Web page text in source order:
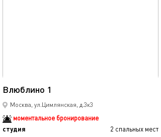
Влюблино 1
Москва, ул.Цимлянская, д.3к3
моментальное бронирование
студия
2 спальных мест